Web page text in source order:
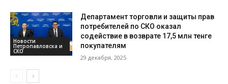
Новости
Петропавловска и
СКО
Департамент торговли и защиты прав
потребителей по СКО оказал
содействие в возврате 17,5 млн тенге
покупателям
29 декабря, 2025